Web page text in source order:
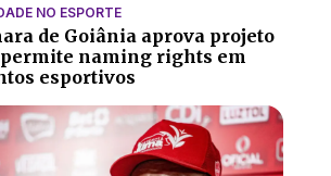
NO ESPORTE
de Goiânia aprova projeto
permite naming rights em
esportivos